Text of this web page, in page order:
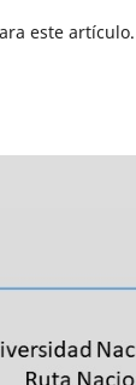
este artículo.